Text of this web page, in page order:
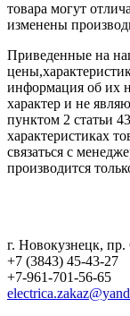
товара могут
изменены
Приведенные на
информация об их
характер и не
пунктом 2 статьи
характеристиках
связаться с
производится
г. Новокузнецк, пр.
+7 (3843) 45-43-27
+7-961-701-56-65